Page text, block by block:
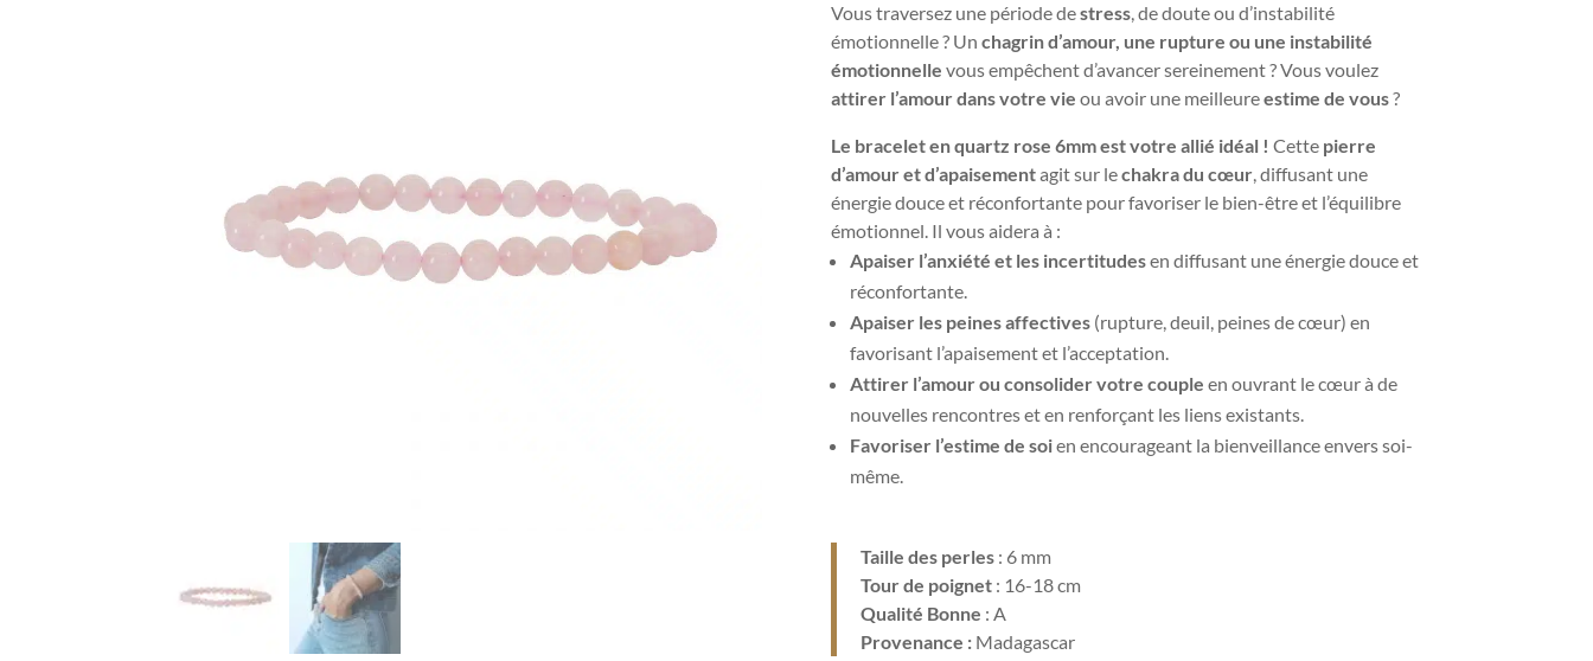
Vous traversez une période destress, de doute ou d’instabilité
émotionnelle ? Unchagrin d’amour, une rupture ou une instabilité
émotionnelle vous empêchent d’avancer sereinement ? Vous voulez
attirer l’amour dans votre vie ou avoir une meilleureestime de vous?
Le bracelet en quartz rose 6mm est votre allié idéal ! Cette pierre
d’amour et d’apaisementagit sur lechakra du cœur, diffusant une
énergie douce et réconfortante pour favoriser le bien-être et l’équilibre
émotionnel. Il vous aidera à :
Apaiser l’anxiété et les incertitudesen diffusant une énergie douce et
réconfortante.
Apaiser les peines affectives (rupture, deuil, peines de cœur) en
favorisant l’apaisement et l’acceptation.
Attirer l’amour ou consolider votre couple en ouvrant le cœur à de
nouvelles rencontres et en renforçant les liens existants.
Favoriser l’estime de soien encourageant la bienveillance envers soi-
même.
Taille des perles : 6 mm
Tour de poignet : 16-18 cm
Qualité Bonne : A
Provenance : Madagascar